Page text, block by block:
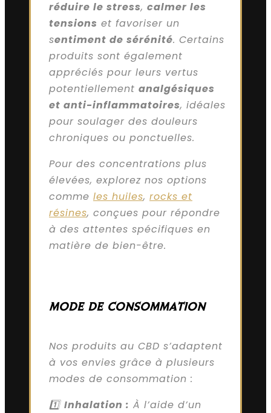
réduire le stress, calmer les
tensions et favoriser un
sentiment de sérénité. Certains
produits sont également
appréciés pour leurs vertus
potentiellement analgésiques
et anti-inflammatoires, idéales
pour soulager des douleurs
chroniques ou ponctuelles.
Pour des concentrations plus
élevées, explorez nos options
comme les huiles, rocks et
résines, conçues pour répondre
à des attentes spécifiques en
matière de bien-être.
MODE DE CONSOMMATION
Nos produits au CBD s’adaptent
à vos envies grâce à plusieurs
modes de consommation :
1️⃣ Inhalation : À l’aide d’un